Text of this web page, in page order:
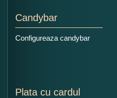
Candybar
Configureaza candybar
Plata cu cardul